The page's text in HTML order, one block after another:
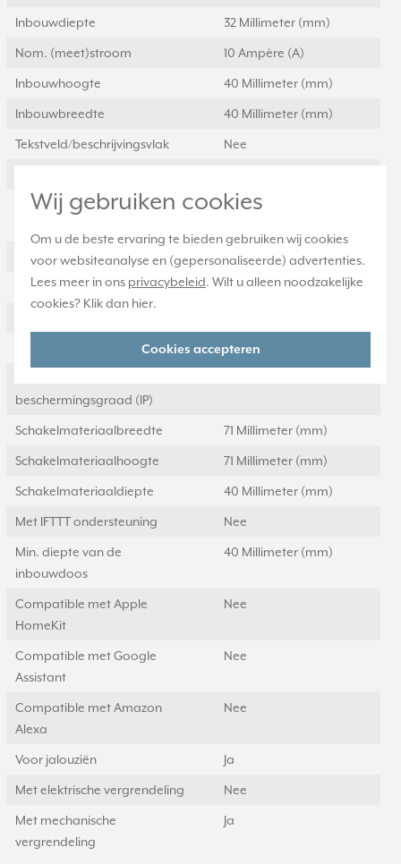
Wij gebruiken cookies
Om u de beste ervaring te bieden gebruiken wij cookies
voor websiteanalyse en (gepersonaliseerde) advertenties.
Lees meer in ons privacybeleid. Wilt u alleen noodzakelijke
cookies? Klik dan hier.
Cookies accepteren
Inbouwdiepte 32 Millimeter (mm)
Nom. (meet)stroom 10 Ampère (A)
Inbouwhoogte 40 Millimeter (mm)
Inbouwbreedte 40 Millimeter (mm)
Tekstveld/beschrijvingsvlak Nee
Bevestigingswijze
Bevestiging met
Voor rolluiken Ja
Voor zonweringen Ja
Elektronisch bedienbaar Nee
beschermingsgraad (IP)
Schakelmateriaalbreedte 71 Millimeter (mm)
Schakelmateriaalhoogte 71 Millimeter (mm)
Schakelmateriaaldiepte 40 Millimeter (mm)
Met IFTTT ondersteuning Nee
Min. diepte van de
inbouwdoos
40 Millimeter (mm)
Compatible met Apple
HomeKit
Nee
Compatible met Google
Assistant
Nee
Compatible met Amazon
Alexa
Nee
Voor jalouziën Ja
Met elektrische vergrendeling Nee
Met mechanische
vergrendeling
Ja